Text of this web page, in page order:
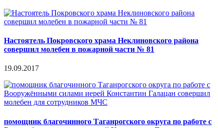
Настоятель Покровского храма Неклиновского района
совершил молебен в пожарной части № 81
19.09.2017
помощник благочинного Таганрогского округа по работе с